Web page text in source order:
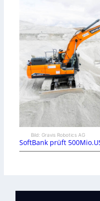
Bild: Gravis Robotics AG
SoftBank prüft